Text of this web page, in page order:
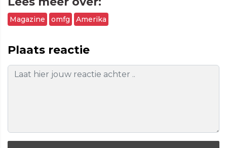
Magazine omfg Amerika
Plaats reactie